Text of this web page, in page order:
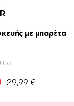
με μπαρέτα
29,99 €